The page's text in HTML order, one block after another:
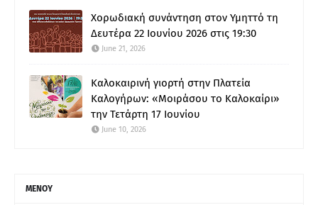
Χορωδιακή συνάντηση στον Υμηττό τη
Δευτέρα 22 Ιουνίου 2026 στις 19:30
June 21, 2026
Καλοκαιρινή γιορτή στην Πλατεία
Καλογήρων: «Μοιράσου το Καλοκαίρι»
την Τετάρτη 17 Ιουνίου
June 10, 2026
ΜΕΝΟΥ